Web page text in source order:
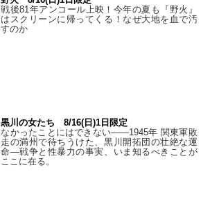
戦後81年アンコール上映！今年の夏も『野火』
はスクリーンに帰ってくる！なぜ大地を血で汚
すのか
黒川の女たち 8/16(日)1日限定
なかったことにはできない——1945年 関東軍敗
走の満州で待ちうけた、黒川開拓団の壮絶な運
命―戦争と性暴力の事実、いま知るべきことが
ここに在る。